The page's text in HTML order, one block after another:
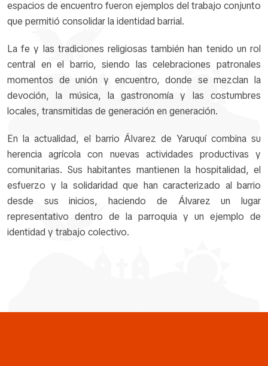
espacios de encuentro fueron ejemplos del trabajo conjunto
que permitió consolidar la identidad barrial.
La fe y las tradiciones religiosas también han tenido un rol
central en el barrio, siendo las celebraciones patronales
momentos de unión y encuentro, donde se mezclan la
devoción, la música, la gastronomía y las costumbres
locales, transmitidas de generación en generación.
En la actualidad, el barrio Álvarez de Yaruquí combina su
herencia agrícola con nuevas actividades productivas y
comunitarias. Sus habitantes mantienen la hospitalidad, el
esfuerzo y la solidaridad que han caracterizado al barrio
desde sus inicios, haciendo de Álvarez un lugar
representativo dentro de la parroquia y un ejemplo de
identidad y trabajo colectivo.